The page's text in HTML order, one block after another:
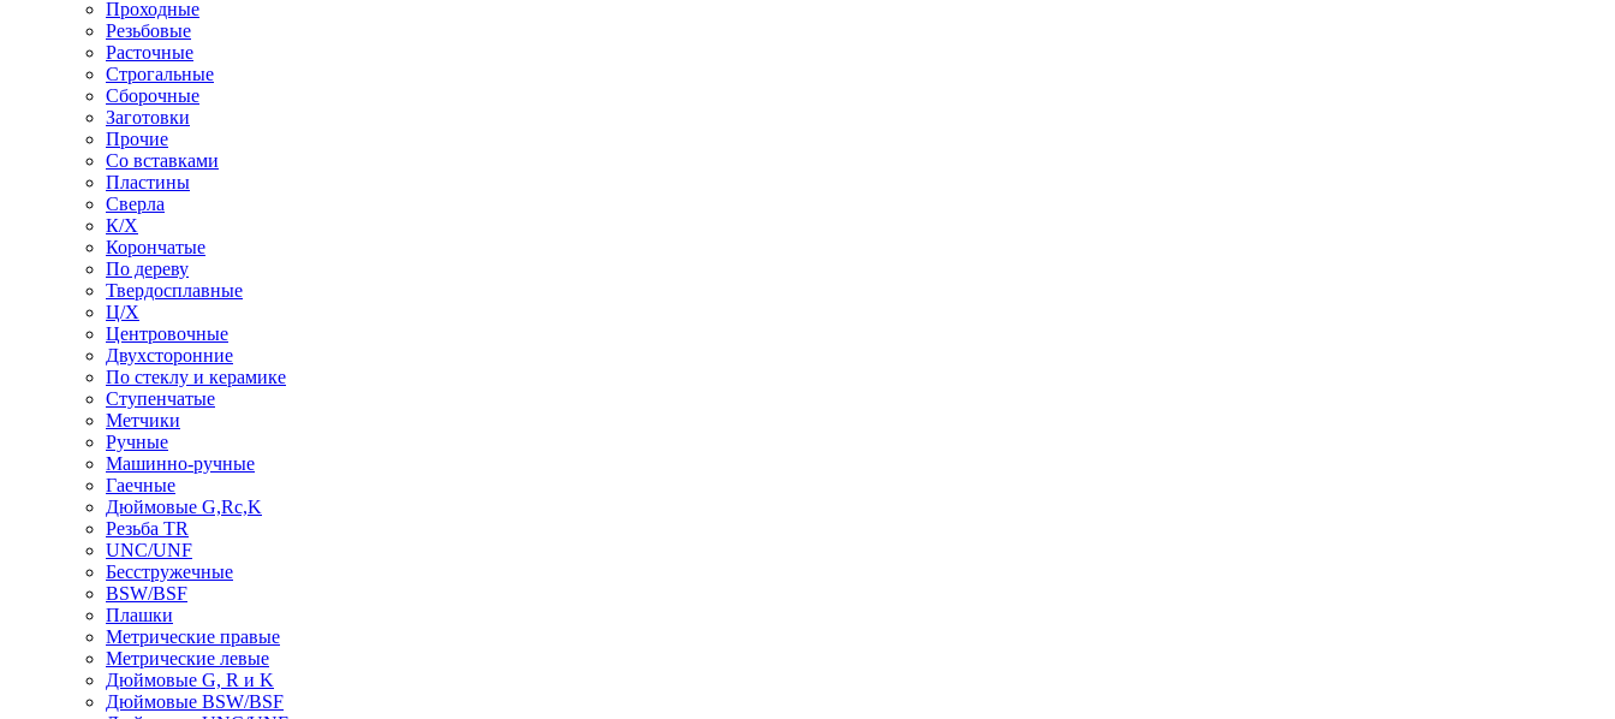
Проходные
Резьбовые
Расточные
Строгальные
Сборочные
Заготовки
Прочие
Со вставками
Пластины
Сверла
К/Х
Корончатые
По дереву
Твердосплавные
Ц/Х
Центровочные
Двухсторонние
По стеклу и керамике
Ступенчатые
Метчики
Ручные
Машинно-ручные
Гаечные
Дюймовые G,Rc,K
Резьба TR
UNC/UNF
Бесстружечные
BSW/BSF
Плашки
Метрические правые
Метрические левые
Дюймовые G, R и K
Дюймовые BSW/BSF